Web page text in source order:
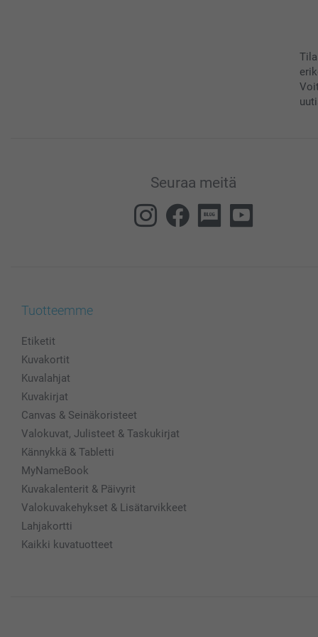
Seuraa meitä
Tuotteemme
Etiketit
Kuvakortit
Kuvalahjat
Kuvakirjat
Canvas & Seinäkoristeet
Valokuvat, Julisteet & Taskukirjat
Kännykkä & Tabletti
MyNameBook
Kuvakalenterit & Päivyrit
Valokuvakehykset & Lisätarvikkeet
Lahjakortti
Kaikki kuvatuotteet